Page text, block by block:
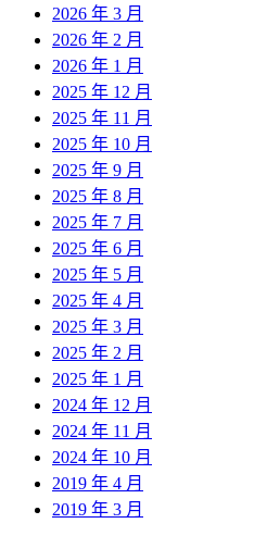
2026 年 3 月
2026 年 2 月
2026 年 1 月
2025 年 12 月
2025 年 11 月
2025 年 10 月
2025 年 9 月
2025 年 8 月
2025 年 7 月
2025 年 6 月
2025 年 5 月
2025 年 4 月
2025 年 3 月
2025 年 2 月
2025 年 1 月
2024 年 12 月
2024 年 11 月
2024 年 10 月
2019 年 4 月
2019 年 3 月